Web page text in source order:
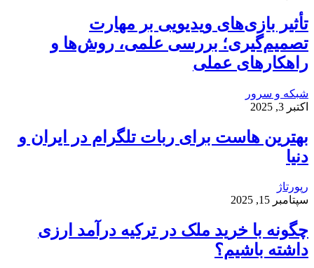
تأثیر بازی‌های ویدیویی بر مهارت
تصمیم‌گیری؛ بررسی علمی، روش‌ها و
راهکارهای عملی
شبکه و سرور
اکتبر 3, 2025
بهترین هاست برای ربات تلگرام در ایران و
دنیا
رپورتاژ
سپتامبر 15, 2025
چگونه با خرید ملک در ترکیه درآمد ارزی
داشته باشیم؟